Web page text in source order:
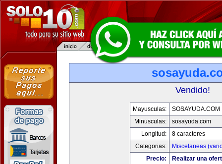
Vendido!
Mayusculas:
SOSAYUDA.COM
Minusculas:
sosayuda.com
Longitud:
8 caracteres
Categorias:
Miscelaneas
Precio:
Realizar una